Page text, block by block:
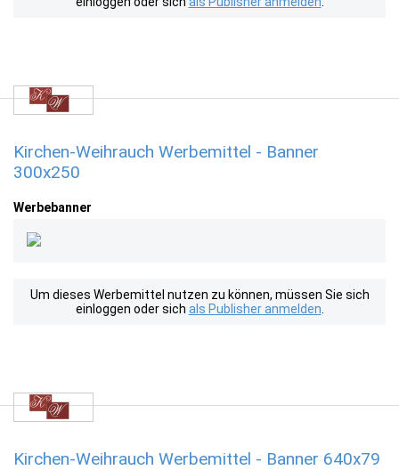
Kirchen-Weihrauch Werbemittel - Banner
300x250
Werbebanner
Um dieses Werbemittel nutzen zu können, müssen Sie sich
einloggen oder sich als Publisher anmelden
Kirchen-Weihrauch Werbemittel - Banner 640x79